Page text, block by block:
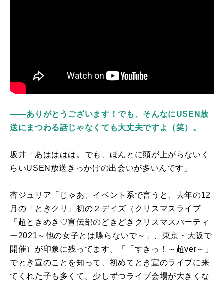
――ありがとうございます！でも、そんなにUSEN放
送にまつわる話じゃなくても大丈夫ですよ（笑）。
坂井「あはははは。でも、ほんとに頭が上がらないく
らいUSEN 放送きっかけの出会いが多いんです」
杏ジュリア「じゃあ、イベント系で言うと、去年の12
月の「ときクリ」初の２デイズ（クリスマスライブ
「超ときめき ♡宣伝部のどきどきクリスマスパーティ
ー2021 ～他の女子とは喋らないで～」、東京・大阪で
開催）が印象に残ってます。「「すきっ！～超ver～」
でとき宣のことを知って、初めてとき宣のライブに来
てくれた子も多くて。少しずつライブ会場が大きくな